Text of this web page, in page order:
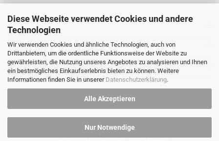
Diese Webseite verwendet Cookies und andere
Technologien
Wir verwenden Cookies und ähnliche Technologien, auch von
Drittanbietern, um die ordentliche Funktionsweise der Website zu
gewährleisten, die Nutzung unseres Angebotes zu analysieren und Ihnen
ein bestmögliches Einkaufserlebnis bieten zu können. Weitere
Informationen finden Sie in unserer Datenschutzerklärung.
Alle Akzeptieren
Nur Notwendige
Mehr über
Anschrift & Kundeninfo`s
Zahlung
© 2016 - 2026 byMatthias Baier Webdesign